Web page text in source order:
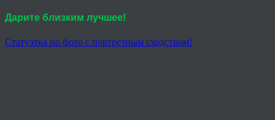
Дарите близким лучшее!
Статуэтка по фото с портретным сходством!